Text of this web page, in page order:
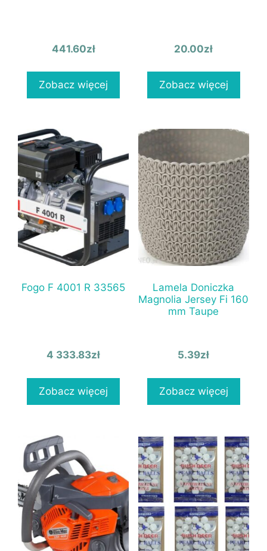
441.60zł
Zobacz więcej
20.00zł
Zobacz więcej
Fogo F 4001 R 33565
4 333.83zł
Zobacz więcej
Lamela Doniczka
Magnolia Jersey Fi 160
mm Taupe
5.39zł
Zobacz więcej